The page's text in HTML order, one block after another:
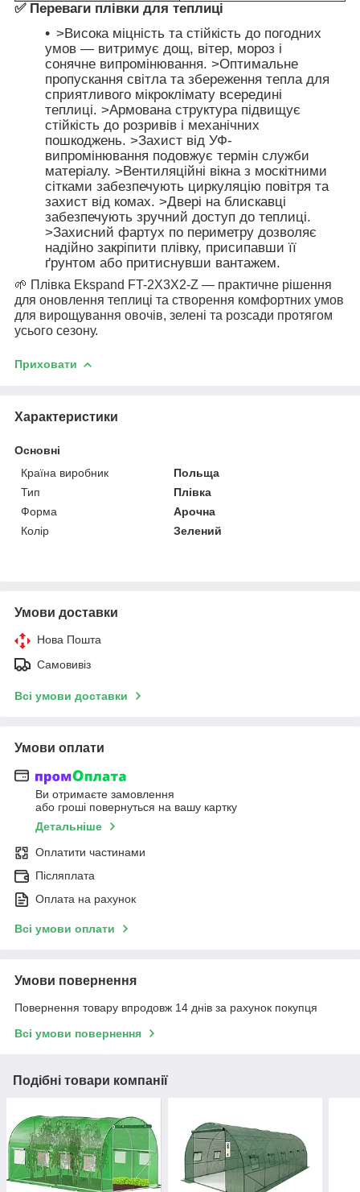
✅ Переваги плівки для теплиці
>Висока міцність та стійкість до погодних
умов — витримує дощ, вітер, мороз і
сонячне випромінювання. >Оптимальне
пропускання світла та збереження тепла для
сприятливого мікроклімату всередині
теплиці. >Армована структура підвищує
стійкість до розривів і механічних
пошкоджень. >Захист від УФ-
випромінювання подовжує термін служби
матеріалу. >Вентиляційні вікна з москітними
сітками забезпечують циркуляцію повітря та
захист від комах. >Двері на блискавці
забезпечують зручний доступ до теплиці.
>Захисний фартух по периметру дозволяє
надійно закріпити плівку, присипавши її
ґрунтом або притиснувши вантажем.
🌱 Плівка Ekspand FT-2X3X2-Z — практичне рішення
для оновлення теплиці та створення комфортних умов
для вирощування овочів, зелені та розсади протягом
усього сезону.
Приховати
Характеристики
Основні
Країна виробник
Польща
Тип
Плівка
Форма
Арочна
Колір
Зелений
Умови доставки
Нова Пошта
Самовивіз
Всі умови доставки
Умови оплати
Ви отримаєте замовлення
або гроші повернуться на вашу картку
Детальніше
Оплатити частинами
Післяплата
Оплата на рахунок
Всі умови оплати
Умови повернення
Повернення товару впродовж 14 днів за рахунок покупця
Всі умови повернення
Подібні товари компанії